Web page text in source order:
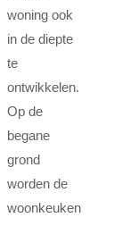
woning ook
in de diepte
te
ontwikkelen.
Op de
begane
grond
worden de
woonkeuken